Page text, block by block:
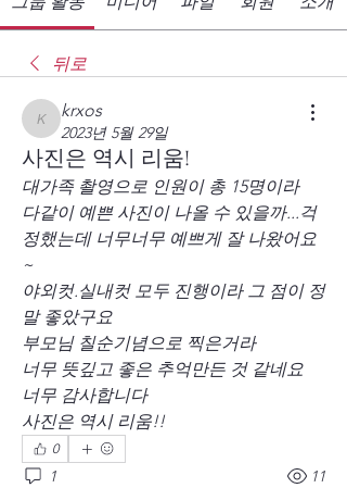
뒤로
krxos
krxos
2023년 5월 29일
사진은 역시 리움!
대가족 촬영으로 인원이 총 15명이라
다같이 예쁜 사진이 나올 수 있을까...걱
정했는데 너무너무 예쁘게 잘 나왔어요
~
야외컷.실내컷 모두 진행이라 그 점이 정
말 좋았구요
부모님 칠순기념으로 찍은거라
너무 뜻깊고 좋은 추억만든 것 같네요
너무 감사합니다
사진은 역시 리움!!
0
1 11